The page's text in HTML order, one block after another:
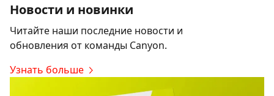
Новости и новинки
Читайте наши последние новости и
обновления от команды Canyon.
Узнать больше